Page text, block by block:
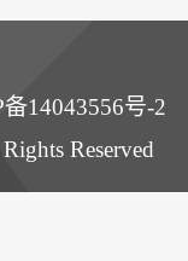
14043556号-2
Reserved